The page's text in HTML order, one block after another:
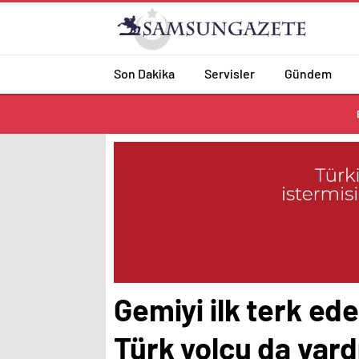
Son Dakika Servisler Gündem
Gemiyi ilk terk
Türk yolcu da